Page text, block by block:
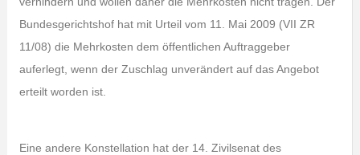
Bundesgerichtshof hat mit Urteil vom 11. Mai 2009 (VII ZR
11/08) die Mehrkosten dem öffentlichen Auftraggeber
auferlegt, wenn der Zuschlag unverändert auf das Angebot
erteilt worden ist.
Eine andere Konstellation hat der 14. Zivilsenat des